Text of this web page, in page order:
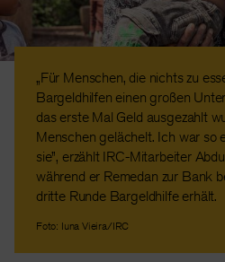
„Für Menschen, die nichts zu
Bargeldhilfen einen großen
das erste Mal Geld ausgezahlt
Menschen gelächelt. Ich war so
sie”, erzählt IRC-Mitarbeiter
während er Remedan zur Bank
dritte Runde Bargeldhilfe erhält.
Foto: Iuna Vieira/IRC